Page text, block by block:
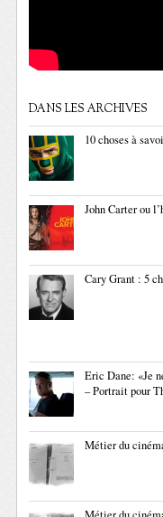
DANS LES ARCHIVES
10 choses à
John Carter ou
Cary Grant : 5
Eric Dane: «Je
– Portrait pour
Métier du